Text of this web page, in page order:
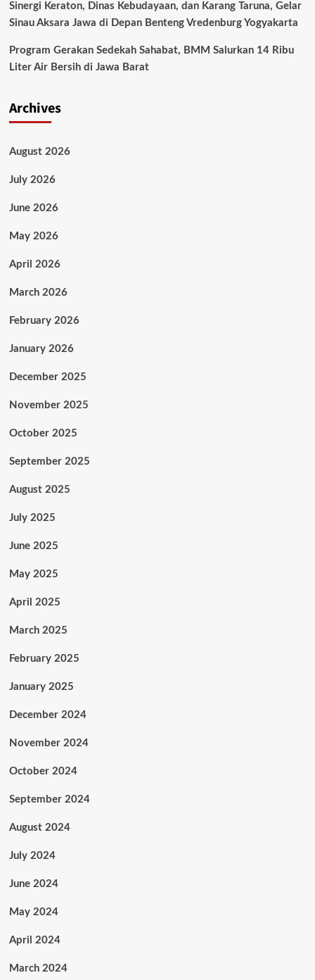
Sinergi Keraton, Dinas Kebudayaan, dan Karang Taruna, Gelar
Sinau Aksara Jawa di Depan Benteng Vredenburg Yogyakarta
Program Gerakan Sedekah Sahabat, BMM Salurkan 14 Ribu
Liter Air Bersih di Jawa Barat
Archives
August 2026
July 2026
June 2026
May 2026
April 2026
March 2026
February 2026
January 2026
December 2025
November 2025
October 2025
September 2025
August 2025
July 2025
June 2025
May 2025
April 2025
March 2025
February 2025
January 2025
December 2024
November 2024
October 2024
September 2024
August 2024
July 2024
June 2024
May 2024
April 2024
March 2024